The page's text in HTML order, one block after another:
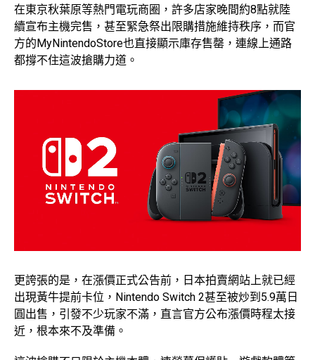
在東京秋葉原等熱門電玩商圈，許多店家晚間約8點就陸
續宣布主機完售，甚至緊急祭出限購措施維持秩序，而官
方的MyNintendoStore也直接顯示庫存售罄，連線上通路
都撐不住這波搶購力道。
更誇張的是，在漲價正式公告前，日本拍賣網站上就已經
出現黃牛提前卡位，Nintendo Switch 2甚至被炒到5.9萬日
圓出售，引發不少玩家不滿，直言官方公布漲價時程太接
近，根本來不及準備。